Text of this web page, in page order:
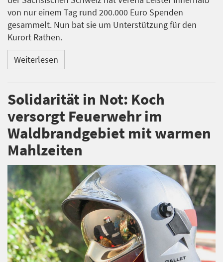
von nur einem Tag rund 200.000 Euro Spenden
gesammelt. Nun bat sie um Unterstützung für den
Kurort Rathen.
Weiterlesen
Solidarität in Not: Koch
versorgt Feuerwehr im
Waldbrandgebiet mit warmen
Mahlzeiten